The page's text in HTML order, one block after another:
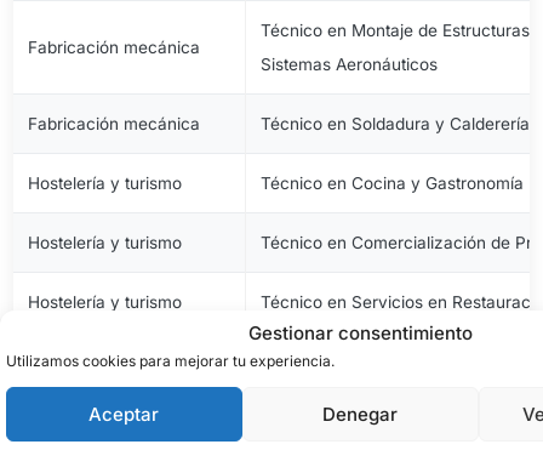
Gestionar consentimiento
Utilizamos cookies para mejorar tu experiencia.
Aceptar Denegar
Fabricación mecánica
Técnico en Montaje de Estructuras
Sistemas Aeronáuticos
Fabricación mecánica Técnico en Soldadura y Calderería
Hostelería y turismo Técnico en Cocina y Gastronomía
Hostelería y turismo Técnico en Comercialización de
Hostelería y turismo Técnico en Servicios en
Imagen personal Técnico en Estética y Belleza
Imagen personal Técnico en Peluquería y Cosmética